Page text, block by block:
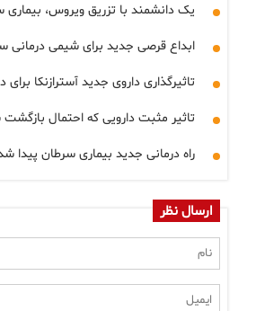
یک دانشمند با تزریق ویروس، بیماری
ابداع قرصی جدید برای شیمی درمانی
تاثیرگذاری داروی جدید آسترازنکا
تاثیر مثبت دارویی که احتمال
راه درمانی جدید بیماری سرطان پیدا
ارسال نظر